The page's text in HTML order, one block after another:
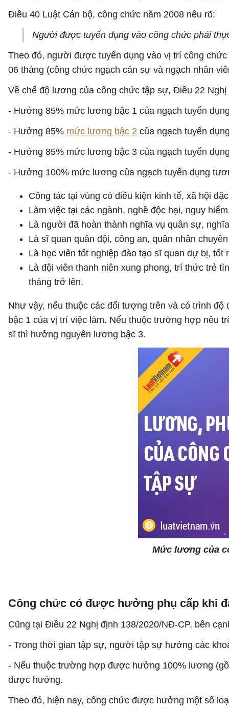
Điều 40 Luật Cán bộ, công chức năm 2008 nêu rõ:
Người được tuyển dụng vào công chức phải
Theo đó, người được tuyển dụng vào vị trí công
06 tháng (công chức ngạch cán sự và ngạch nhân
Về chế độ lương của công chức tập sự, Điều 22
- Hưởng 85% mức lương bậc 1 của ngạch tuyển
- Hưởng 85% mức lương bậc 2 của ngạch tuyển
- Hưởng 85% mức lương bậc 3 của ngạch tuyển
- Hưởng 100% mức lương của ngạch tuyển dụng
Công tác tại vùng có điều kiện kinh tế, xã hội
Làm việc tại các ngành, nghề độc hại, nguy
Là người đã hoàn thành nghĩa vụ quân sự,
Là sĩ quan quân đội, công an, quân nhân
Là học viên tốt nghiệp đào tạo sĩ quan dự bị,
Là đội viên thanh niên xung phong, trí thức trẻ
tháng trở lên.
Như vậy, nếu thuộc các đối tượng trên và có trình
bậc 1 của vị trí việc làm. Nếu thuộc trường hợp nêu
sĩ thì hưởng nguyên lương bậc 3.
Mức lương của
Công chức có được hưởng phụ cấp khi
Cũng tại Điều 22 Nghị định 138/2020/NĐ-CP, bên
- Trong thời gian tập sự, người tập sự hưởng các
- Nếu thuộc trường hợp được hưởng 100% lương
được hưởng.
Theo đó, hiện nay, công chức được hưởng một số